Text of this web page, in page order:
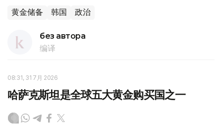
黄金储备 韩国 政治
без автора
编译
08:31, 31 7月 2026
哈萨克斯坦是全球五大黄金购买国之一